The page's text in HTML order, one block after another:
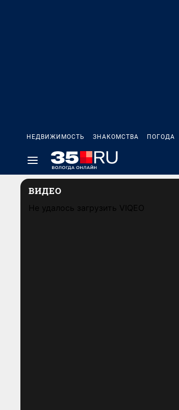
НЕДВИЖИМОСТЬ ЗНАКОМСТВА ПОГОДА
ВИДЕО
Не удалось загрузить VIQEO